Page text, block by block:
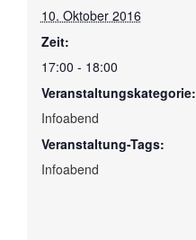
10. Oktober 2016
Zeit:
17:00 - 18:00
Veranstaltungskategorie:
Infoabend
Veranstaltung-Tags:
Infoabend